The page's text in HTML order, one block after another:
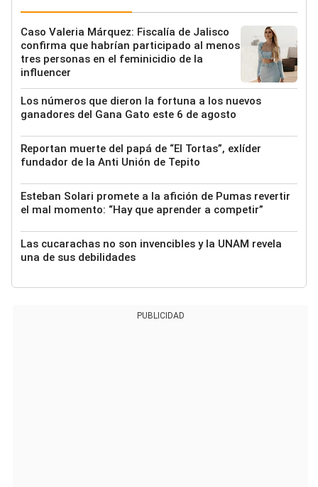
Caso Valeria Márquez: Fiscalía de Jalisco
confirma que habrían participado al menos
tres personas en el feminicidio de la
influencer
Los números que dieron la fortuna a los nuevos
ganadores del Gana Gato este 6 de agosto
Reportan muerte del papá de “El Tortas”, exlíder
fundador de la Anti Unión de Tepito
Esteban Solari promete a la afición de Pumas revertir
el mal momento: “Hay que aprender a competir”
Las cucarachas no son invencibles y la UNAM revela
una de sus debilidades
PUBLICIDAD